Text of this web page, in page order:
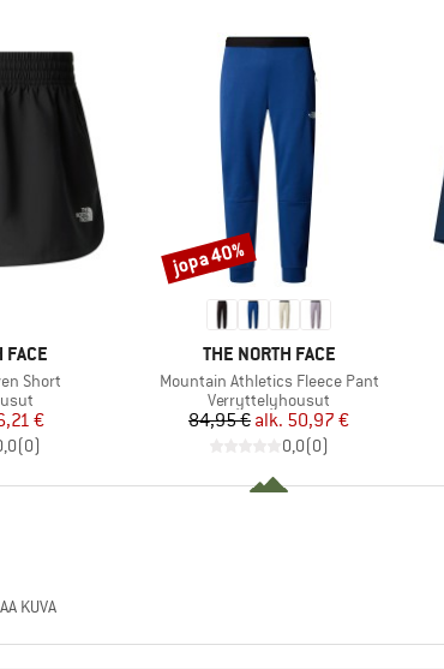
FACE
Short
hinta
€
(0)
MERKKI
THE NORTH FACE
Tuote
Mountain Athletics Fleece Pant
Tuoteryhmä
Verryttelyhousut
Hinta
84,95 € Alennettu hinta
alk. 50,97 €
0,0(0)
Alennus
jopa 40%
KUVA